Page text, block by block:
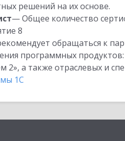
решений на их основе.
— Общее количество
8
обращаться к
программных продуктов:
2», а также отраслевых и
1С